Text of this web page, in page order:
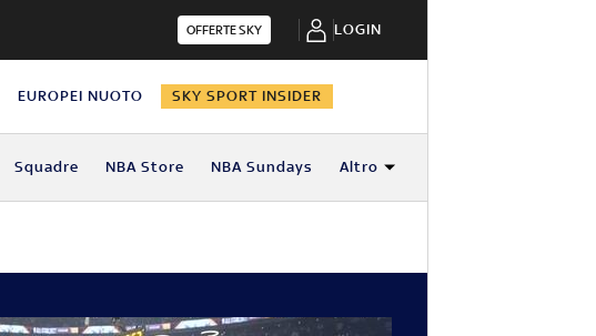
OFFERTE SKY LOGIN
EUROPEI NUOTO SKY SPORT INSIDER
Squadre NBA Store NBA Sundays Altro